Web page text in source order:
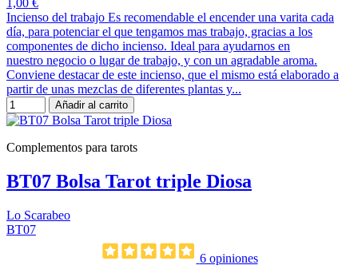
1,00 €
Incienso del trabajo Es recomendable el encender una varita cada
día, para potenciar el que tengamos mas trabajo, gracias a los
componentes de dicho incienso. Ideal para ayudarnos en
nuestro negocio o lugar de trabajo, y con un agradable aroma.
Conviene destacar de este incienso, que el mismo está elaborado a
partir de unas mezclas de diferentes plantas y...
Añadir al carrito
Complementos para tarots
BT07 Bolsa Tarot triple Diosa
Lo Scarabeo
BT07
6 opiniones